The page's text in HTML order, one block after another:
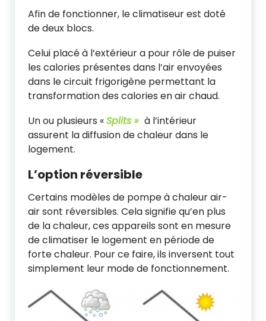
Afin de fonctionner, le climatiseur est doté
de deux blocs.
Celui placé à l’extérieur a pour rôle de puiser
les calories présentes dans l’air envoyées
dans le circuit frigorigène permettant la
transformation des calories en air chaud.
Un ou plusieurs «Splits » à l’intérieur
assurent la diffusion de chaleur dans le
logement.
L’option réversible
Certains modèles de pompe à chaleur air-
air sont réversibles. Cela signifie qu’en plus
de la chaleur, ces appareils sont en mesure
de climatiser le logement en période de
forte chaleur. Pour ce faire, ils inversent tout
simplement leur mode de fonctionnement.